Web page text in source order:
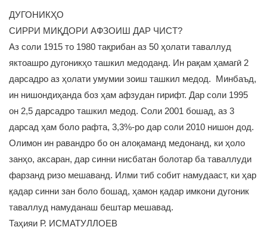
ДУГОНИКҲО
СИРРИ МИҚДОРИ АФЗОИШ ДАР ЧИСТ?
Аз соли 1915 то 1980 тақрибан аз 50 ҳолати таваллуд
яктоашро дугоникҳо ташкил медоданд. Ин рақам ҳамагӣ 2
дарсадро аз ҳолати умумии зоиш ташкил медод. Минбаъд,
ин нишондиҳанда боз ҳам афзудан гирифт. Дар соли 1995
он 2,5 дарсадро ташкил медод. Соли 2001 бошад, аз 3
дарсад ҳам боло рафта, 3,3%-ро дар соли 2010 нишон дод.
Олимон ин равандро бо он алоқаманд медонанд, ки ҳоло
занҳо, аксаран, дар синни нисбатан болотар ба таваллуди
фарзанд ризо мешаванд. Илми тиб собит намудааст, ки ҳар
қадар синни зан боло бошад, ҳамон қадар имкони дугоник
таваллуд намуданаш бештар мешавад.
Таҳияи Р. ИСМАТУЛЛОЕВ